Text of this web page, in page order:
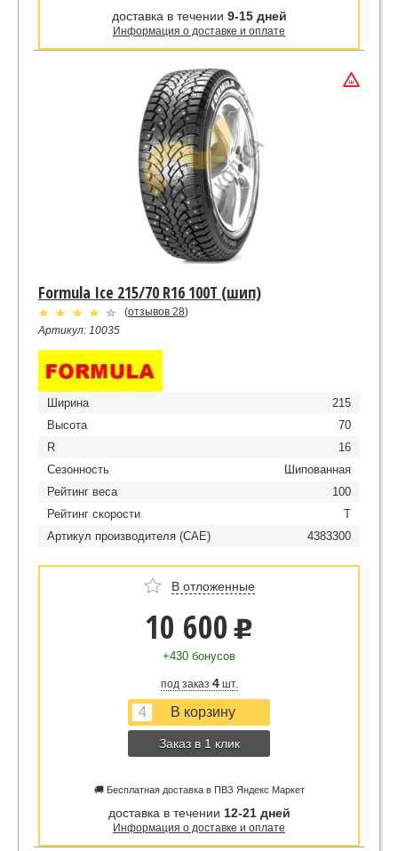
доставка в течении 9-15 дней
Информация о доставке и оплате
Formula Ice 215/70 R16 100T (шип)
(отзывов 28)
Артикул: 10035
Ширина
215
Высота
70
R
16
Сезонность
Шипованная
Рейтинг веса
100
Рейтинг скорости
T
Артикул производителя (CAE)
4383300
В отложенные
10 600 u
+430 бонусов
под заказ 4шт.
Заказ в 1 клик
🚚 Бесплатная доставка в ПВЗ Яндекс Маркет
доставка в течении 12-21 дней
Информация о доставке и оплате